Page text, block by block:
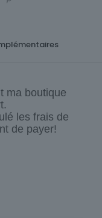
ma boutique
les frais de
de payer!